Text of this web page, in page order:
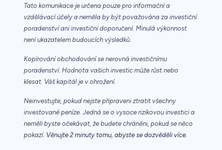
Tato komunikace je určena pouze pro informační a
vzdělávací účely a neměla by být považována za investiční
poradenství ani investiční doporučení. Minulá výkonnost
není ukazatelem budoucích výsledků.
Kopírování obchodování se nerovná investičnímu
poradenství. Hodnota vašich investic může růst nebo
klesat. Váš kapitál je v ohrožení.
Neinvestujte, pokud nejste připraveni ztratit všechny
investované peníze. Jedná se o vysoce rizikovou investici a
neměli byste očekávat, že budete chráněni, pokud se něco
pokazí. Věnujte 2 minuty tomu, abyste se dozvěděli více.